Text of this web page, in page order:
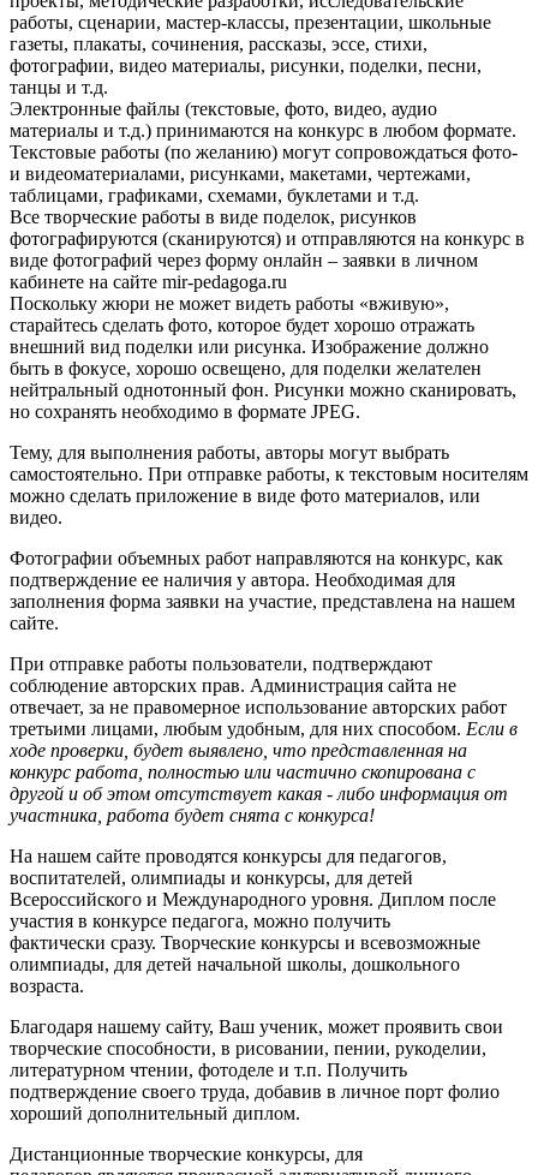
работы, сценарии, мастер-классы, презентации, школьные
газеты, плакаты, сочинения, рассказы, эссе, стихи,
фотографии, видео материалы, рисунки, поделки, песни,
танцы и т.д.
Электронные файлы (текстовые, фото, видео, аудио
материалы и т.д.) принимаются на конкурс в любом формате.
Текстовые работы (по желанию) могут сопровождаться фото-
и видеоматериалами, рисунками, макетами, чертежами,
таблицами, графиками, схемами, буклетами и т.д.
Все творческие работы в виде поделок, рисунков
фотографируются (сканируются) и отправляются на конкурс в
виде фотографий через форму онлайн – заявки в личном
кабинете на сайте mir-pedagoga.ru
Поскольку жюри не может видеть работы «вживую»,
старайтесь сделать фото, которое будет хорошо отражать
внешний вид поделки или рисунка. Изображение должно
быть в фокусе, хорошо освещено, для поделки желателен
нейтральный однотонный фон. Рисунки можно сканировать,
но сохранять необходимо в формате JPEG.
Тему, для выполнения работы, авторы могут выбрать
самостоятельно. При отправке работы, к текстовым носителям
можно сделать приложение в виде фото материалов, или
видео.
Фотографии объемных работ направляются на конкурс, как
подтверждение ее наличия у автора. Необходимая для
заполнения форма заявки на участие, представлена на нашем
сайте.
При отправке работы пользователи, подтверждают
соблюдение авторских прав. Администрация сайта не
отвечает, за не правомерное использование авторских работ
третьими лицами, любым удобным, для них способом. Если в
ходе проверки, будет выявлено, что представленная на
конкурс работа, полностью или частично скопирована с
другой и об этом отсутствует какая - либо информация от
участника, работа будет снята с конкурса!
На нашем сайте проводятся конкурсы для педагогов,
воспитателей, олимпиады и конкурсы, для детей
Всероссийского и Международного уровня. Диплом после
участия в конкурсе педагога, можно получить
фактически сразу. Творческие конкурсы и всевозможные
олимпиады, для детей начальной школы, дошкольного
возраста.
Благодаря нашему сайту, Ваш ученик, может проявить свои
творческие способности, в рисовании, пении, рукоделии,
литературном чтении, фотоделе и т.п. Получить
подтверждение своего труда, добавив в личное порт фолио
хороший дополнительный диплом.
Дистанционные творческие конкурсы, для